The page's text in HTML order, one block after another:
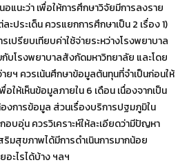
อแนะว่า เพื่อให้การศึกษาวิจัยมีการลงราย
ะประเด็น ควรแยกการศึกษาเป็น 2 เรื่อง 1)
เปรียบเทียบค่าใช้จ่ายระหว่างโรงพยาบาล
บโรงพยาบาลสังกัดมหาวิทยาลัย และโดย
ยฯ ควรเน้นศึกษาข้อมูลต้นทุนที่จำเป็นก่อนให้
อให้เห็นข้อมูลภายใน 6 เดือน เนื่องจากเป็น
งการข้อมูล ส่วนเรื่องบริการปฐมภูมิใน
อบอุ่น ควรวิเคราะห์ให้ละเอียดว่ามีปัญหา
ริมสุขภาพได้มีการดำเนินการมากน้อย
ะไรได้บ้าง ฯลฯ